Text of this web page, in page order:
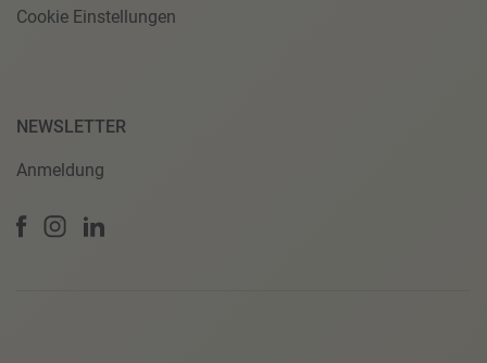
Cookie Einstellungen
NEWSLETTER
Anmeldung